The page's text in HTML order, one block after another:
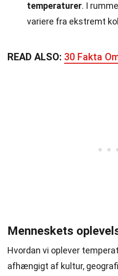
temperaturer. I
variere fra ekstremt
READ ALSO: 30 Fakta
Menneskets
Hvordan vi oplever
afhængigt af kultur,